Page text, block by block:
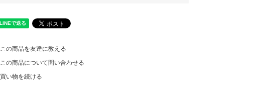
この商品を友達に教える
この商品について問い合わせる
買い物を続ける